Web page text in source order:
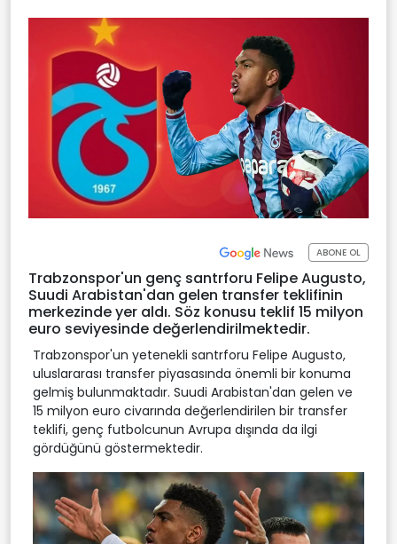
ABONE OL
Trabzonspor'un genç santrforu Felipe Augusto,
Suudi Arabistan'dan gelen transfer teklifinin
merkezinde yer aldı. Söz konusu teklif 15 milyon
euro seviyesinde değerlendirilmektedir.
Trabzonspor'un yetenekli santrforu Felipe Augusto,
uluslararası transfer piyasasında önemli bir konuma
gelmiş bulunmaktadır. Suudi Arabistan'dan gelen ve
15 milyon euro civarında değerlendirilen bir transfer
teklifi, genç futbolcunun Avrupa dışında da ilgi
gördüğünü göstermektedir.